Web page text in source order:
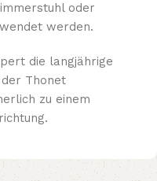
oder
werden.
die langjährige
Thonet
zu einem